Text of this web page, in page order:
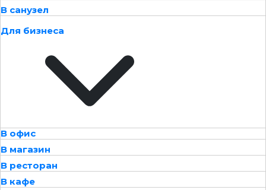
В санузел
Для бизнеса
В офис
В магазин
В ресторан
В кафе